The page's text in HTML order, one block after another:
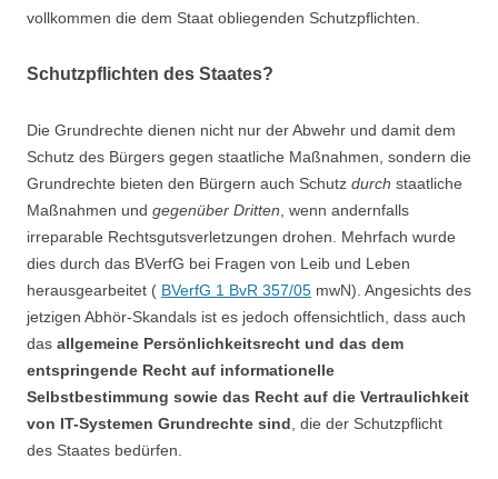
vollkommen die dem Staat obliegenden Schutzpflichten.
Schutzpflichten des Staates?
Die Grundrechte dienen nicht nur der Abwehr und damit dem
Schutz des Bürgers gegen staatliche Maßnahmen, sondern die
Grundrechte bieten den Bürgern auch Schutz durch staatliche
Maßnahmen und gegenüber Dritten , wenn andernfalls
irreparable Rechtsgutsverletzungen drohen. Mehrfach wurde
dies durch das BVerfG bei Fragen von Leib und Leben
herausgearbeitet ( BVerfG 1 BvR 357/05 mwN). Angesichts des
jetzigen Abhör-Skandals ist es jedoch offensichtlich, dass auch
das allgemeine Persönlichkeitsrecht und das dem
entspringende Recht auf informationelle
Selbstbestimmung sowie das Recht auf die Vertraulichkeit
von IT-Systemen Grundrechte sind , die der Schutzpflicht
des Staates bedürfen.